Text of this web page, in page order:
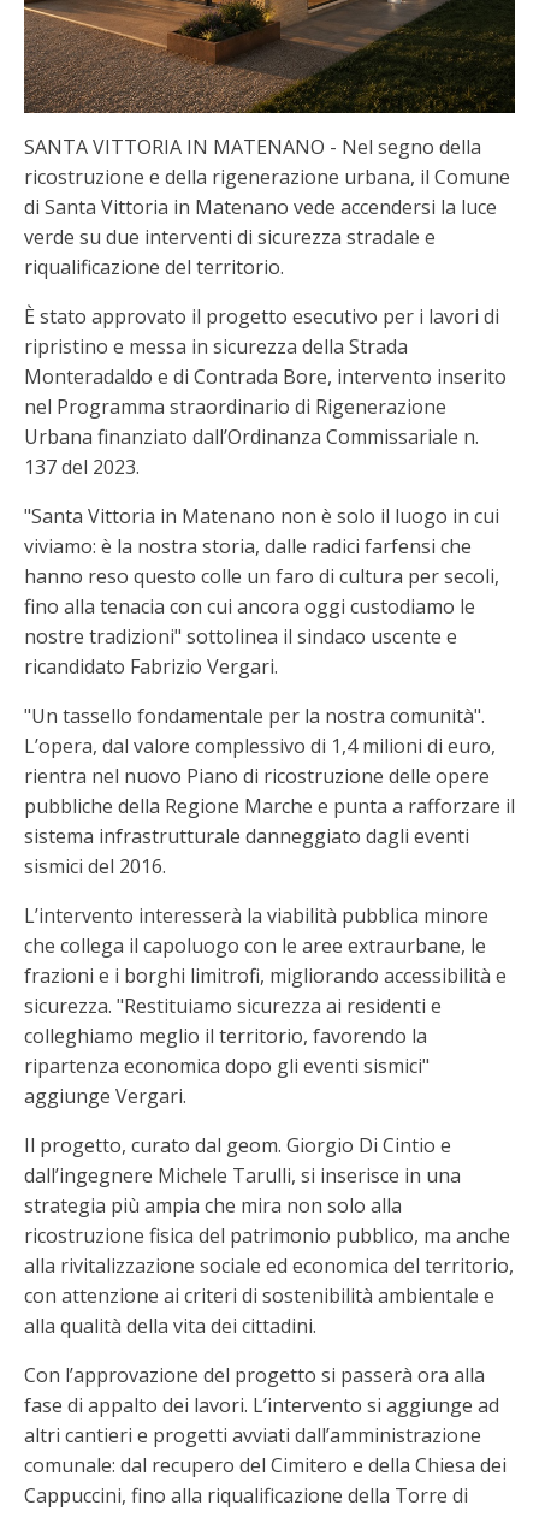
SANTA VITTORIA IN MATENANO - Nel segno della
ricostruzione e della rigenerazione urbana, il Comune
di Santa Vittoria in Matenano vede accendersi la luce
verde su due interventi di sicurezza stradale e
riqualificazione del territorio.
È stato approvato il progetto esecutivo per i lavori di
ripristino e messa in sicurezza della Strada
Monteradaldo e di Contrada Bore, intervento inserito
nel Programma straordinario di Rigenerazione
Urbana finanziato dall’Ordinanza Commissariale n.
137 del 2023.
"Santa Vittoria in Matenano non è solo il luogo in cui
viviamo: è la nostra storia, dalle radici farfensi che
hanno reso questo colle un faro di cultura per secoli,
fino alla tenacia con cui ancora oggi custodiamo le
nostre tradizioni" sottolinea il sindaco uscente e
ricandidato Fabrizio Vergari.
"Un tassello fondamentale per la nostra comunità".
L’opera, dal valore complessivo di 1,4 milioni di euro,
rientra nel nuovo Piano di ricostruzione delle opere
pubbliche della Regione Marche e punta a rafforzare il
sistema infrastrutturale danneggiato dagli eventi
sismici del 2016.
L’intervento interesserà la viabilità pubblica minore
che collega il capoluogo con le aree extraurbane, le
frazioni e i borghi limitrofi, migliorando accessibilità e
sicurezza. "Restituiamo sicurezza ai residenti e
colleghiamo meglio il territorio, favorendo la
ripartenza economica dopo gli eventi sismici"
aggiunge Vergari.
Il progetto, curato dal geom. Giorgio Di Cintio e
dall’ingegnere Michele Tarulli, si inserisce in una
strategia più ampia che mira non solo alla
ricostruzione fisica del patrimonio pubblico, ma anche
alla rivitalizzazione sociale ed economica del territorio,
con attenzione ai criteri di sostenibilità ambientale e
alla qualità della vita dei cittadini.
Con l’approvazione del progetto si passerà ora alla
fase di appalto dei lavori. L’intervento si aggiunge ad
altri cantieri e progetti avviati dall’amministrazione
comunale: dal recupero del Cimitero e della Chiesa dei
Cappuccini, fino alla riqualificazione della Torre di